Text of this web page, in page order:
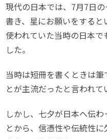
現代の日本では、7月7日
書き、星にお願いをする
使われていた当時の日本
した。
当時は短冊を書くときは
とが主流だったと言われて
しかし、七夕が日本へ伝
とから、信憑性や伝統性